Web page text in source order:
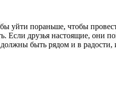
пораньше, чтобы
Если друзья настоящие, они
быть рядом и в радости,